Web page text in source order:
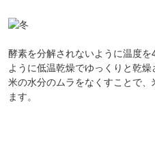
酵素を分解されないように温度
ように低温乾燥でゆっくりと乾燥
米の水分のムラをなくすことで
ます。